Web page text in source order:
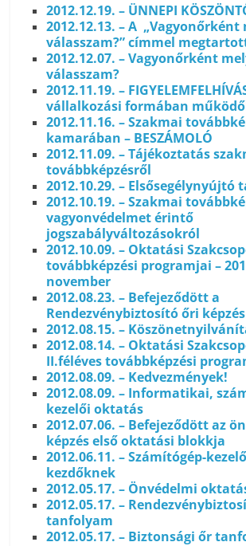
2012.12.19. – ÜNNEPI
2012.12.13. – A
válasszam?” címmel
2012.12.07. – Vagyonőrként
válasszam?
2012.11.19. –
vállalkozási formában
2012.11.16. – Szakmai
kamarában – BESZÁMOLÓ
2012.11.09. – Tájékoztatás
továbbképzésről
2012.10.29. – Elsősegélynyújtó
2012.10.19. – Szakmai
vagyonvédelmet érintő
jogszabályváltozásokról
2012.10.09. – Oktatási
továbbképzési programjai –
november
2012.08.23. – Befejeződött a
Rendezvénybiztosító őri képzés
2012.08.15. –
2012.08.14. – Oktatási
II.féléves továbbképzési
2012.08.09. – Kedvezmények!
2012.08.09. – Informatikai,
kezelői oktatás
2012.07.06. – Befejeződött az
képzés első oktatási blokkja
2012.06.11. – Számítógép-
kezdőknek
2012.05.17. – Önvédelmi
2012.05.17. –
tanfolyam
2012.05.17. – Biztonsági őr